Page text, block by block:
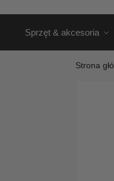
Sprzęt & akcesoria
Strona